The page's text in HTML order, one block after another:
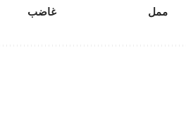
ممل غاضب